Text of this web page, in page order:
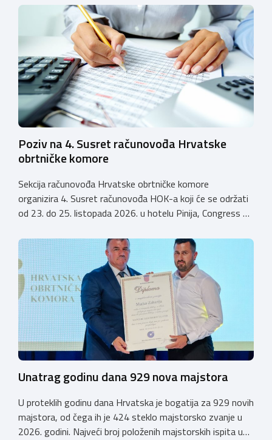
koji još nemaju licenciju da pokrenu postupak
licenciranja kako bi budućim učenicima omogućili
kvalitetno i sigurno stjecanje praktičnih znanja, a
istodobno ulagali u razvoj […]
Poziv na 4. Susret računovođa Hrvatske
obrtničke komore
Sekcija računovođa Hrvatske obrtničke komore
organizira 4. Susret računovođa HOK-a koji će se održati
od 23. do 25. listopada 2026. u hotelu Pinija, Congress &
otvoren u petak, 23. listopada 2026. u
poslijepodnevnim, uz uvodno predavanje i pozdrav
domaćina. Tijekom subote, 24. listopada, održavat će se
predavanja, interaktivne radionice te okrugli stolovi na
aktualne teme. […]
Unatrag godinu dana 929 nova majstora
U proteklih godinu dana Hrvatska je bogatija za 929 novih
majstora, od čega ih je 424 steklo majstorsko zvanje u
2026. godini. Najveći broj položenih majstorskih ispita u